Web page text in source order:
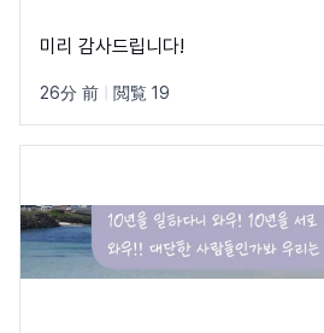
미리 감사드립니다!
26分 前 閲覧 19